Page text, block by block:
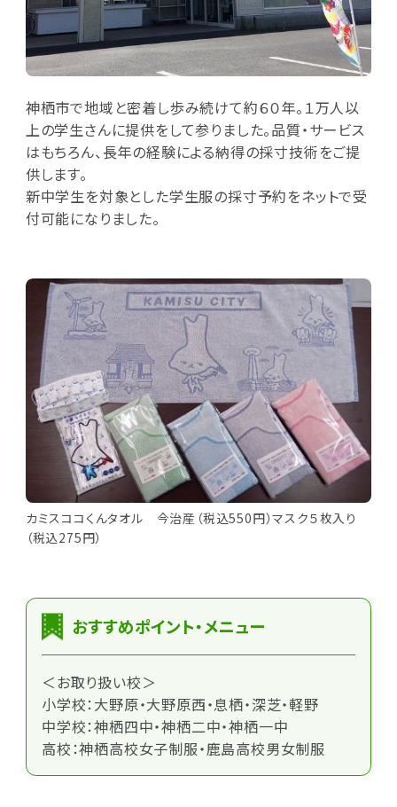
神栖市で地域と密着し歩み続けて約６０年。１万人以
上の学生さんに提供をして参りました。品質・サービス
はもちろん、長年の経験による納得の採寸技術をご提
供します。
新中学生を対象とした学生服の採寸予約をネットで受
付可能になりました。
カミスココくんタオル 今治産（税込550円）マスク５枚入り
（税込275円）
おすすめポイント・メニュー
＜お取り扱い校＞
小学校：大野原・大野原西・息栖・深芝・軽野
中学校：神栖四中・神栖二中・神栖一中
高校：神栖高校女子制服・鹿島高校男女制服